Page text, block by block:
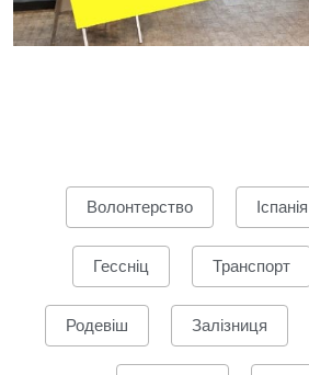
Волонтерство Іспанія
Гессніц Транспорт
Родевіш Залізниця